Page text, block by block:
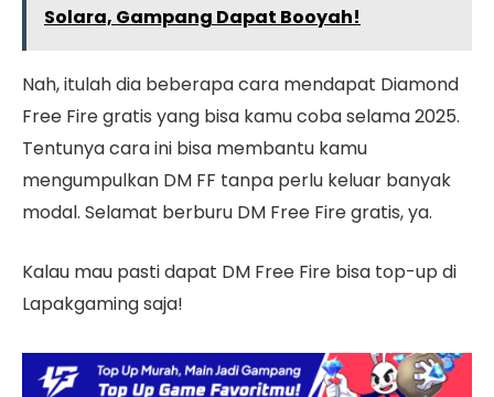
Solara, Gampang Dapat Booyah!
Nah, itulah dia beberapa cara mendapat Diamond
Free Fire gratis yang bisa kamu coba selama 2025.
Tentunya cara ini bisa membantu kamu
mengumpulkan DM FF tanpa perlu keluar banyak
modal. Selamat berburu DM Free Fire gratis, ya.
Kalau mau pasti dapat DM Free Fire bisa top-up di
Lapakgaming saja!